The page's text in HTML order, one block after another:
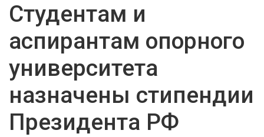
Студентам и
аспирантам опорного
университета
назначены стипендии
Президента РФ